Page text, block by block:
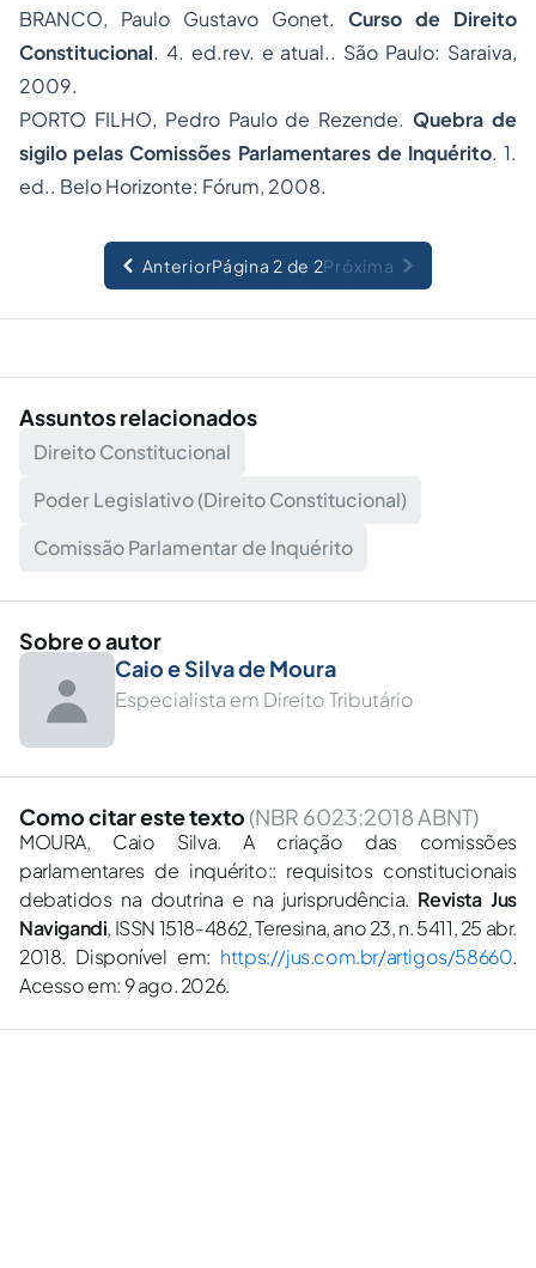
BRANCO, Paulo Gustavo Gonet. Curso de Direito
Constitucional. 4. ed.rev. e atual.. São Paulo: Saraiva,
2009.
PORTO FILHO, Pedro Paulo de Rezende.Quebra de
sigilo pelas Comissões Parlamentares de Inquérito. 1.
ed.. Belo Horizonte: Fórum, 2008.
AnteriorPágina 2 de 2Próxima
Assuntos relacionados
Direito Constitucional
Poder Legislativo (Direito Constitucional)
Comissão Parlamentar de Inquérito
Sobre o autor
Caio e Silva de Moura
Especialista em Direito Tributário
Como citar este texto (NBR 6023:2018 ABNT)
MOURA, Caio Silva. A criação das comissões
parlamentares de inquérito:: requisitos constitucionais
debatidos na doutrina e na jurisprudência. Revista Jus
Navigandi, ISSN 1518-4862, Teresina, ano 23, n. 5411, 25 abr.
2018. Disponível em: https://jus.com.br/artigos/58660.
Acesso em: 9 ago. 2026.